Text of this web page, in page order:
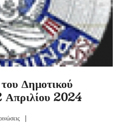
Δημοτικού
Απριλίου 2024
|